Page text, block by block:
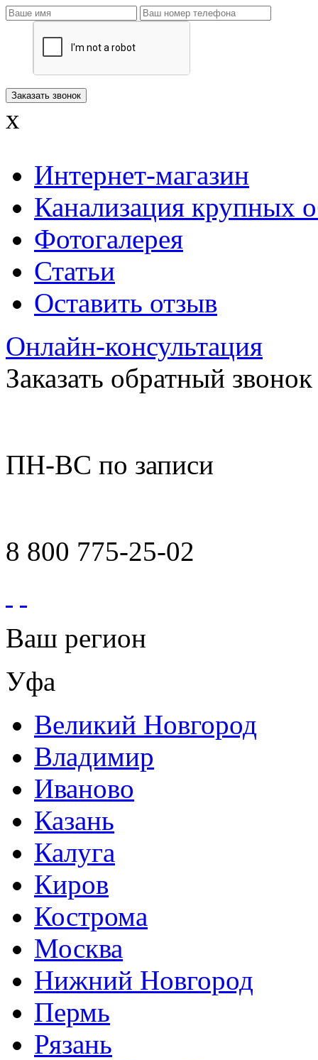
x
Интернет-магазин
Канализация крупных
Фотогалерея
Статьи
Оставить отзыв
Онлайн-консультация
Заказать обратный звонок
ПН-ВС по записи
8 800 775-25-02
Ваш регион
Уфа
Великий Новгород
Владимир
Иваново
Казань
Калуга
Киров
Кострома
Москва
Нижний Новгород
Пермь
Рязань